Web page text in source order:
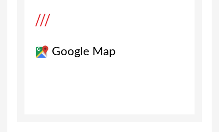
Google Map